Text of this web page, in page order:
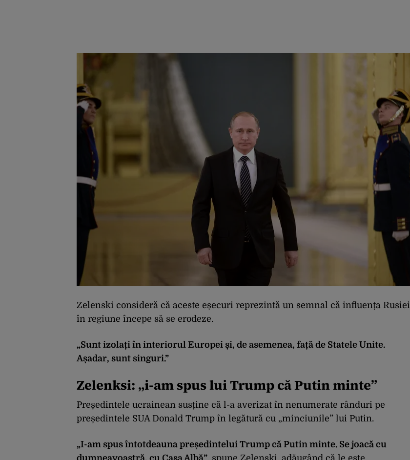
Zelenski consideră că aceste eșecuri reprezintă un semnal că influența Rusiei
în regiune începe să se erodeze.
„Sunt izolați în interiorul Europei și, de asemenea, față de Statele Unite.
Așadar, sunt singuri.”
Zelenksi: „i-am spus lui Trump că Putin minte”
Președintele ucrainean susține că l-a averizat în nenumerate rânduri pe
președintele SUA Donald Trump în legătură cu „minciunile” lui Putin.
„I-am spus întotdeauna președintelui Trump că Putin minte. Se joacă cu